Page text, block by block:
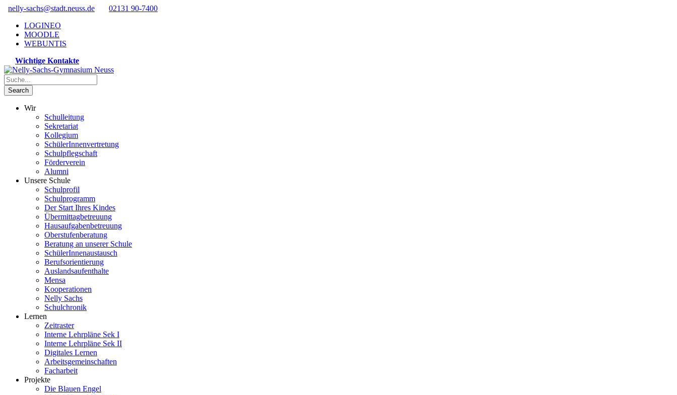
nelly-sachs@stadt.neuss.de
02131 90-7400
LOGINEO
MOODLE
WEBUNTIS
Wichtige Kontakte
Wir
Schulleitung
Sekretariat
Kollegium
SchülerInnenvertretung
Schulpflegschaft
Förderverein
Alumni
Unsere Schule
Schulprofil
Schulprogramm
Der Start Ihres Kindes
Übermittagbetreuung
Hausaufgabenbetreuung
Oberstufenberatung
Beratung an unserer Schule
SchülerInnenaustausch
Berufsorientierung
Auslandsaufenthalte
Mensa
Kooperationen
Nelly Sachs
Schulchronik
Lernen
Zeitraster
Interne Lehrpläne Sek I
Interne Lehrpläne Sek II
Digitales Lernen
Arbeitsgemeinschaften
Facharbeit
Projekte
Die Blauen Engel